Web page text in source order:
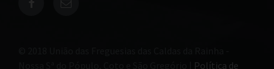
Política de